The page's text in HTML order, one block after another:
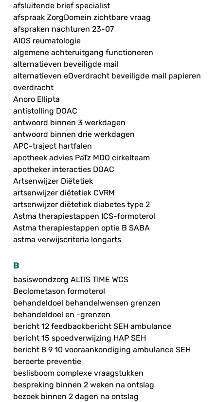
afsluitende brief specialist
afspraak ZorgDomein zichtbare vraag
afspraken nachturen 23-07
AIOS reumatologie
algemene achteruitgang functioneren
alternatieven beveiligde mail
alternatieven eOverdracht beveiligde mail papieren
overdracht
Anoro Ellipta
antistolling DOAC
antwoord binnen 3 werkdagen
antwoord binnen drie werkdagen
APC-traject hartfalen
apotheek advies PaTz MDO cirkelteam
apotheker interacties DOAC
Artsenwijzer Diëtetiek
artsenwijzer diëtetiek CVRM
artsenwijzer diëtetiek diabetes type 2
Astma therapiestappen ICS-formoterol
Astma therapiestappen optie B SABA
astma verwijscriteria longarts
B
basiswondzorg ALTIS TIME WCS
Beclometason formoterol
behandeldoel behandelwensen grenzen
behandeldoel en -grenzen
bericht 12 feedbackbericht SEH ambulance
bericht 15 spoedverwijzing HAP SEH
bericht 8 9 10 vooraankondiging ambulance SEH
beroerte preventie
beslisboom complexe vraagstukken
bespreking binnen 2 weken na ontslag
bezoek binnen 2 dagen na ontslag